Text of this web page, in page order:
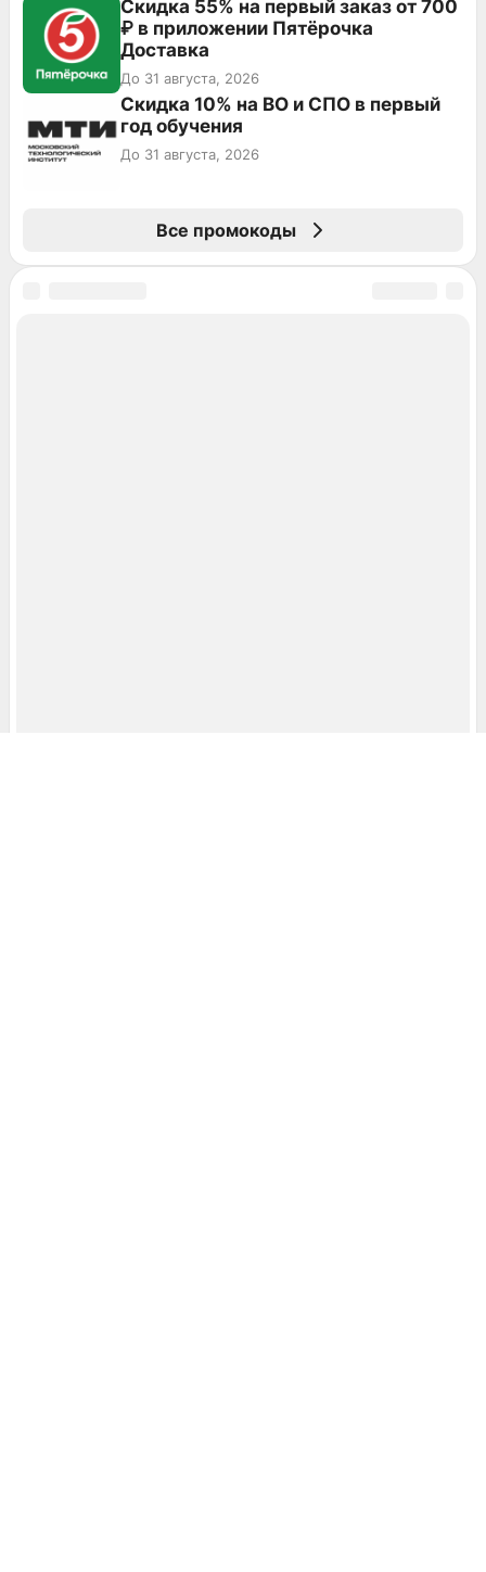
Скидка 55% на первый заказ от 700
₽ в приложении Пятёрочка
Доставка
До 31 августа, 2026
Скидка 10% на ВО и СПО в первый
год обучения
До 31 августа, 2026
Все промокоды